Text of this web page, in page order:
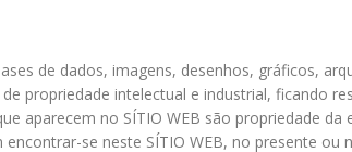
de dados, imagens, desenhos, gráficos,
propriedade intelectual e industrial, ficando
aparecem no SÍTIO WEB são propriedade da
se neste SÍTIO WEB, no presente